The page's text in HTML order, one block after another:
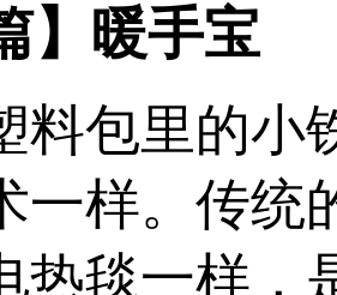
】暖手宝
料包里的小
一样。传统
热毯一样，